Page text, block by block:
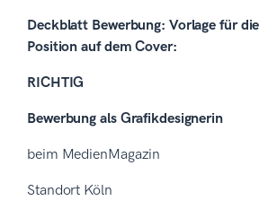
Deckblatt Bewerbung: Vorlage für
Position auf dem Cover:
RICHTIG
Bewerbung als Grafikdesignerin
beim MedienMagazin
Standort Köln